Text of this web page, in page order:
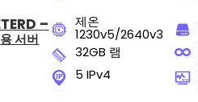
–
서버
제온
1230v5/2640v3
32GB 램
5 IPv4